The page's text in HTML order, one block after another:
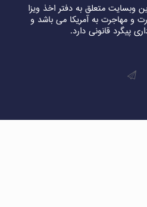
این وبسایت متعلق به دفتر اخذ ویزا
و مهاجرت به آمریکا می باشد و
پیگرد قانونی دارد.